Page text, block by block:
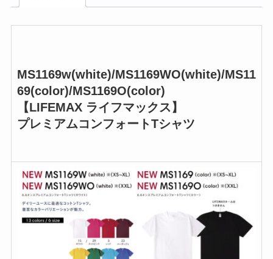
MS1169w(white)/MS1169WO(white)/MS11
69(color)/MS1169O(color)
【LIFEMAX ライフマックス 】
プレミアムコンフォートTシャツ